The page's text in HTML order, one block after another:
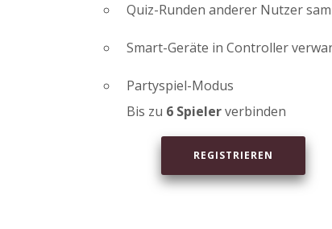
Quiz-Runden anderer Nutzer
Smart-Geräte in Controller
Partyspiel-Modus
Bis zu 6 Spielerverbinden
REGISTRIEREN